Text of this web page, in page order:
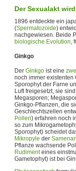
Der Sexualakt
1896 entdeckte ein
(Spermatozoide)
nachgewiesen. Beide
biologische Evolution
Ginkgo
Der Ginkgo ist eine
noch immer
Sporophyt der Farne
Luft freigesetzt, sie
Megasporen;
Ginkgo-Pflanzen, die
Geschlechtszellen
Pollen) erfahren noch
so zum
Sporophyt) scheidet
Mikropyle der
Pflanze wachsende
Rudimenteines
Gametophyt) ist bei